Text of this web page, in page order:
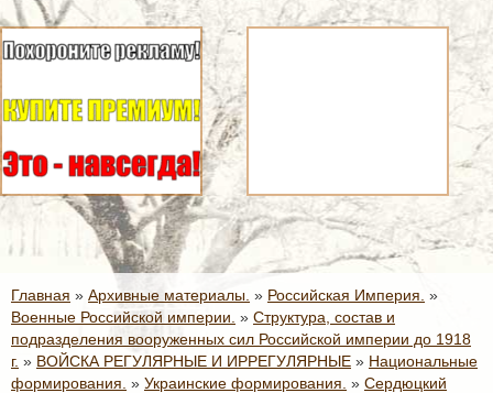
Главная » Архивные материалы. » Российская Империя. »
Военные Российской империи. » Структура, состав и
подразделения вооруженных сил Российской империи до 1918
г. » ВОЙСКА РЕГУЛЯРНЫЕ И ИРРЕГУЛЯРНЫЕ » Национальные
формирования. » Украинские формирования. » Сердюцкий